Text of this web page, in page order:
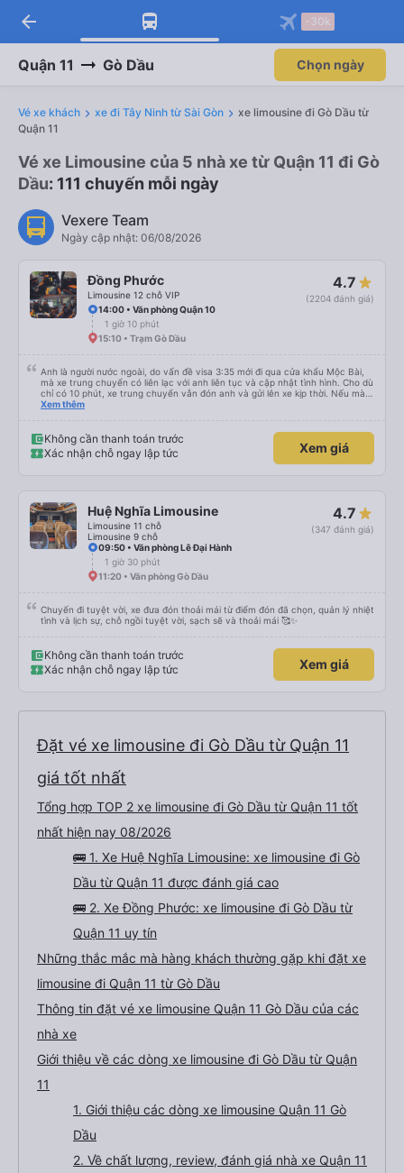
Tải app Vexere ngay!
Nhận ưu đãi thành viên độc
Mở app
Tải app Vexere
-30k/ghế khi đặt vé máy bay qua
Mở app
arrow_back -30k
Quận 11 Gò Dầu Chọn ngày
Vé xe khách xe đi Tây Ninh từ Sài Gòn
xe limousine đi Gò Dầu từ
Quận 11
Vé xe Limousine của 5 nhà xe từ Quận 11 đi Gò
Dầu: 111 chuyến mỗi ngày
Vexere Team
Ngày cập nhật: 06/08/2026
Đồng Phước
Limousine 12 chỗ VIP
4.7
(2204 đánh giá)
14:00 • Văn phòng Quận 10
1 giờ 10 phút
15:10 • Trạm Gò Dầu
Anh là người nước ngoài, do vấn đề visa 3:35 mới đi qua cửa khẩu Mộc Bài,
mà xe trung chuyển có liên lạc với anh liên tục và cập nhật tình hình. Cho dù
chỉ có 10 phút, xe trung chuyển vẫn đón anh và gửi lên xe kịp thời. Nếu mà
được, anh thật muốn tip cho bác tài. Xe này là xe Limousine nhưng mà vé xe
Xem thêm
Không cần thanh toán trước
Xác nhận chỗ ngay lập tức
Xem giá
Huệ Nghĩa Limousine
Limousine 11 chỗ
Limousine 9 chỗ
4.7
(347 đánh giá)
09:50 • Văn phòng Lê Đại Hành
1 giờ 30 phút
11:20 • Văn phòng Gò Dầu
Chuyến đi tuyệt vời, xe đưa đón thoải mái từ điểm đón đã chọn, quản lý nhiệt
tình và lịch sự, chỗ ngồi tuyệt vời, sạch sẽ và thoải mái 🥰✨
Không cần thanh toán trước
Xác nhận chỗ ngay lập tức
Xem giá
Đặt vé xe limousine đi Gò Dầu từ Quận 11
giá tốt nhất
Tổng hợp TOP 2 xe limousine đi Gò Dầu từ Quận 11 tốt
nhất hiện nay 08/2026
🚌 1. Xe Huệ Nghĩa Limousine: xe limousine đi Gò
Dầu từ Quận 11 được đánh giá cao
🚌 2. Xe Đồng Phước: xe limousine đi Gò Dầu từ
Quận 11 uy tín
Những thắc mắc mà hàng khách thường gặp khi đặt xe
limousine đi Quận 11 từ Gò Dầu
Thông tin đặt vé xe limousine Quận 11 Gò Dầu của các
nhà xe
Giới thiệu về các dòng xe limousine đi Gò Dầu từ Quận
11
1. Giới thiệu các dòng xe limousine Quận 11 Gò
Dầu
2. Về chất lượng, review, đánh giá nhà xe Quận 11